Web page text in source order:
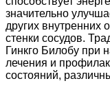
значительно
других внутренних
стенки сосудов.
Гинкго Билобу при
лечения и
состояний,